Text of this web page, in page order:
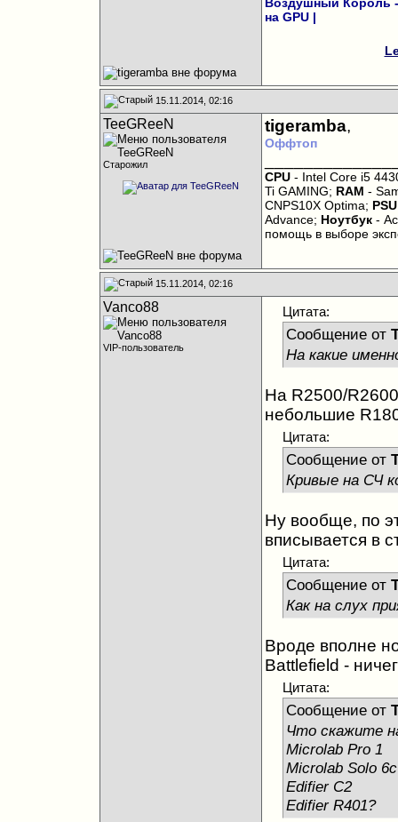
на GPU|
15.11.2014, 02:16
TeeGReeN
Старожил
tigeramba,
Оффтоп
CPU- Intel Core i5
Ti GAMING; RAM -
CNPS10X Optima; PSU
Advance; Ноутбук-
помощь в выборе
15.11.2014, 02:16
Vanco88
VIP-пользователь
Цитата:
Сообщение от
На какие
На R2500/
небольшие
Цитата:
Сообщение от
Кривые на СЧ
Ну вообще, по
вписывается в
Цитата:
Сообщение от
Как на слух
Вроде вполне
Battlefield -
Цитата:
Сообщение от
Что скажите
Microlab Pro 1
Microlab Solo 6c
Edifier C2
Edifier R401?